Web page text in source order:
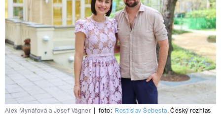
Alex Mynářová a Josef Vágner foto: Rostislav Šebesta,Český rozhlas